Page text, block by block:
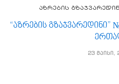
აზრების
“აზრების
23 მაისი,